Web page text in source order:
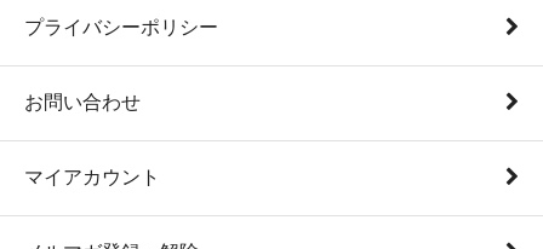
プライバシーポリシー
お問い合わせ
マイアカウント